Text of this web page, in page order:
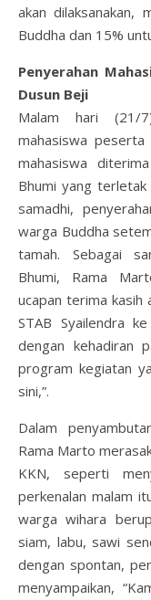
akan dilaksanakan,
Buddha dan 15%
Penyerahan
Dusun Beji
Malam hari (21/
mahasiswa
mahasiswa
Bhumi yang
samadhi,
warga Buddha
tamah. Sebagai
Bhumi, Rama
ucapan terima kasih
STAB Syailendra
dengan kehadiran
program kegiatan
sini,”.
Dalam
Rama Marto
KKN, seperti
perkenalan malam
warga wihara
siam, labu, sawi
dengan spontan,
menyampaikan,